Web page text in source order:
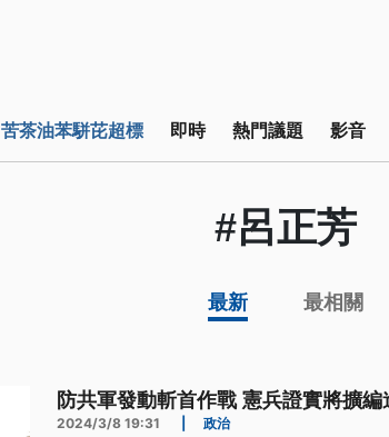
苦茶油苯駢芘超標 即時 熱門議題 影音
#呂正芳
最新 最相關
防共軍發動斬首作戰 憲兵證實將擴
2024/3/8 19:31 政治